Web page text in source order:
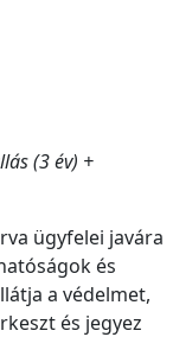
(3 év) +
ügyfelei javára
és
a védelmet,
és jegyez